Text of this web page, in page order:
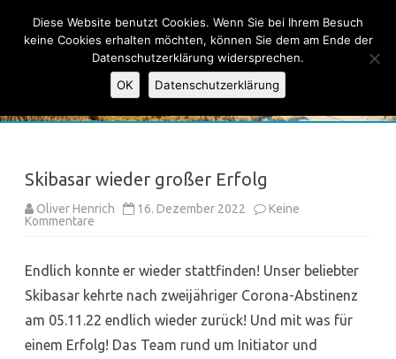
Ski-Club Taunus e.V.
Skibasar wieder großer Erfolg
Oliver Henrich 16. Dezember 2022
Keine
Kommentare
Erfolg
Endlich konnte er wieder stattfinden! Unser beliebter
Skibasar kehrte nach zweijähriger Corona-Abstinenz
am 05.11.22 endlich wieder zurück! Und mit was für
einem Erfolg! Das Team rund um Initiator und
Diese Website benutzt Cookies. Wenn Sie bei Ihrem Besuch
keine Cookies erhalten möchten, können Sie dem am Ende der
Datenschutzerklärung widersprechen.
OK
Datenschutzerklärung